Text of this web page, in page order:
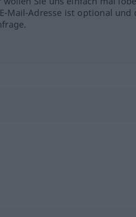
Mail-Adresse ist optional und